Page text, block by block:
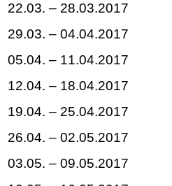
22.03. – 28.03.2017
29.03. – 04.04.2017
05.04. – 11.04.2017
12.04. – 18.04.2017
19.04. – 25.04.2017
26.04. – 02.05.2017
03.05. – 09.05.2017